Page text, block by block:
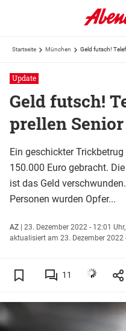
Startseite München Geld futsch!
Update
Geld futsch!
prellen Senior
Ein geschickter
150.000 Euro gebracht.
ist das Geld
Personen wurden Opfer...
AZ
23. Dezember 2022 - 12:01 Uhr,
aktualisiert am 23. Dezember 2022
11